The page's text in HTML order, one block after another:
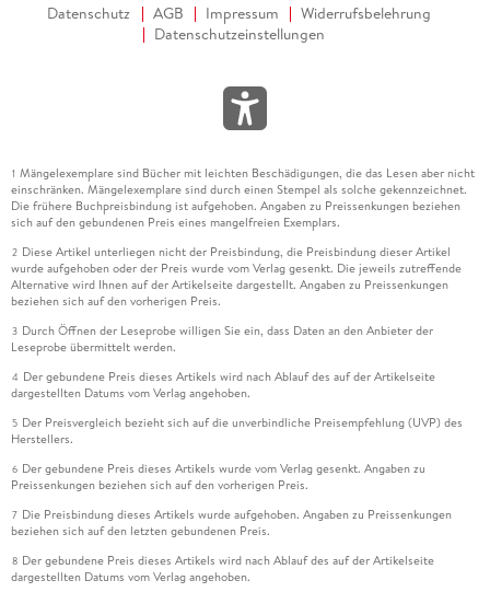
Datenschutz AGB Impressum
Widerrufsbelehrung
Datenschutzeinstellungen
1 Mängelexemplare sind Bücher mit leichten Beschädigungen, die das Lesen aber nicht
einschränken. Mängelexemplare sind durch einen Stempel als solche gekennzeichnet.
Die frühere Buchpreisbindung ist aufgehoben. Angaben zu Preissenkungen beziehen
sich auf den gebundenen Preis eines mangelfreien Exemplars.
2 Diese Artikel unterliegen nicht der Preisbindung, die Preisbindung dieser Artikel
wurde aufgehoben oder der Preis wurde vom Verlag gesenkt. Die jeweils zutreffende
Alternative wird Ihnen auf der Artikelseite dargestellt. Angaben zu Preissenkungen
beziehen sich auf den vorherigen Preis.
3 Durch Öffnen der Leseprobe willigen Sie ein, dass Daten an den Anbieter der
Leseprobe übermittelt werden.
4 Der gebundene Preis dieses Artikels wird nach Ablauf des auf der Artikelseite
dargestellten Datums vom Verlag angehoben.
5 Der Preisvergleich bezieht sich auf die unverbindliche Preisempfehlung (UVP) des
Herstellers.
6 Der gebundene Preis dieses Artikels wurde vom Verlag gesenkt. Angaben zu
Preissenkungen beziehen sich auf den vorherigen Preis.
7 Die Preisbindung dieses Artikels wurde aufgehoben. Angaben zu Preissenkungen
beziehen sich auf den letzten gebundenen Preis.
8 Der gebundene Preis dieses Artikels wird nach Ablauf des auf der Artikelseite
dargestellten Datums vom Verlag angehoben.